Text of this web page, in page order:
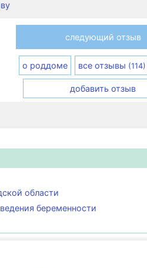
следующий отзыв
о роддоме все отзывы (114)
добавить отзыв
области
беременности